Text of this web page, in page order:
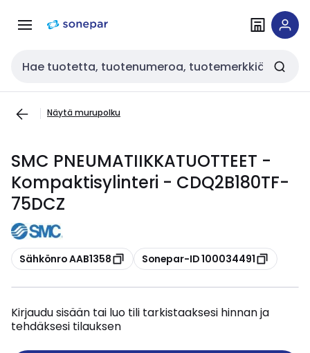
navigointiinsisältöön
Haku
Näytä murupolku
SMC PNEUMATIIKKATUOTTEET -
Kompaktisylinteri - CDQ2B180TF-
75DCZ
Kopioi
Sähkönro AAB1358 Kopioi
Sonepar-ID 100034491
Kirjaudu sisään tai luo tili tarkistaaksesi hinnan ja
tehdäksesi tilauksen